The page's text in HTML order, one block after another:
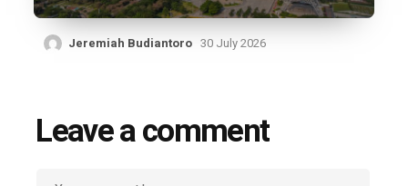
Jeremiah Budiantoro 30 July 2026
Leave a comment